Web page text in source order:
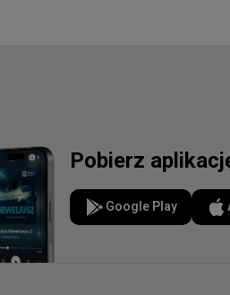
Pobierz
Google Play